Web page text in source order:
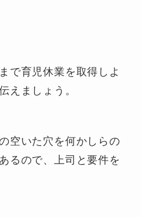
で育児休業を取得しよ
えましょう。
空いた穴を何かしらの
るので、上司と要件を